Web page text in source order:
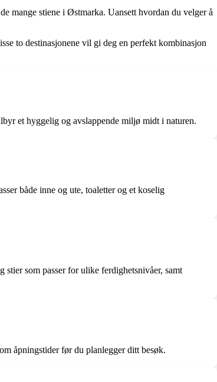
mange stiene i Østmarka. Uansett hvordan du velger å
to destinasjonene vil gi deg en perfekt kombinasjon
et hyggelig og avslappende miljø midt i naturen.
både inne og ute, toaletter og et koselig
som passer for ulike ferdighetsnivåer, samt
åpningstider før du planlegger ditt besøk.